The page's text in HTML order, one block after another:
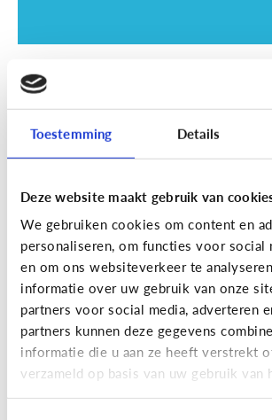
Toestemming Details
Deze website maakt gebruik van
We gebruiken cookies om content en
personaliseren, om functies voor social
en om ons websiteverkeer te
informatie over uw gebruik van onze
partners voor social media, adverteren
partners kunnen deze gegevens
informatie die u aan ze heeft verstrekt
verzameld op basis van uw gebruik van
School
SOS examentijd! 5 tips
online afleiding
School
Wat is Smartschool?